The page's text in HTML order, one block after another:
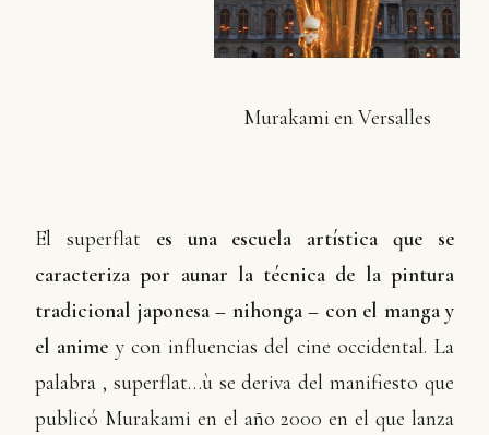
Murakami en Versalles
El superflat es una escuela artística que se
caracteriza por aunar la técnica de la pintura
tradicional japonesa – nihonga – con el manga y
el anime y con influencias del cine occidental. La
palabra ‚ superflat…ù se deriva del manifiesto que
publicó Murakami en el año 2000 en el que lanza